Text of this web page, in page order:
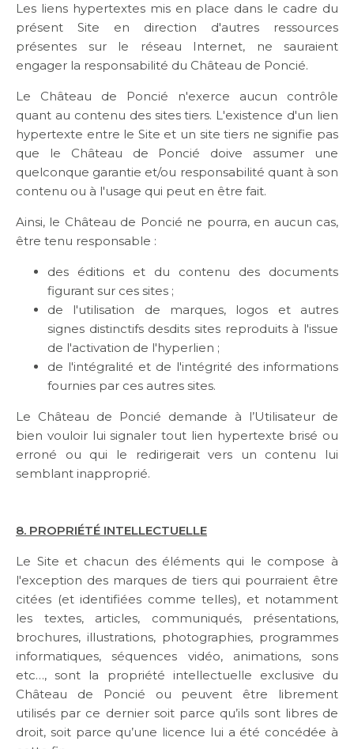
Les liens hypertextes mis en place dans le cadre du
présent Site en direction d'autres ressources
présentes sur le réseau Internet, ne sauraient
engager la responsabilité du Château de Poncié.
Le Château de Poncié n'exerce aucun contrôle
quant au contenu des sites tiers. L'existence d'un lien
hypertexte entre le Site et un site tiers ne signifie pas
que le Château de Poncié doive assumer une
quelconque garantie et/ou responsabilité quant à son
contenu ou à l'usage qui peut en être fait.
Ainsi, le Château de Poncié ne pourra, en aucun cas,
être tenu responsable :
des éditions et du contenu des documents
figurant sur ces sites ;
de l'utilisation de marques, logos et autres
signes distinctifs desdits sites reproduits à l'issue
de l'activation de l'hyperlien ;
de l'intégralité et de l'intégrité des informations
fournies par ces autres sites.
Le Château de Poncié demande à l’Utilisateur de
bien vouloir lui signaler tout lien hypertexte brisé ou
erroné ou qui le redirigerait vers un contenu lui
semblant inapproprié.
8. PROPRIÉTÉ INTELLECTUELLE
Le Site et chacun des éléments qui le compose à
l'exception des marques de tiers qui pourraient être
citées (et identifiées comme telles), et notamment
les textes, articles, communiqués, présentations,
brochures, illustrations, photographies, programmes
informatiques, séquences vidéo, animations, sons
etc…, sont la propriété intellectuelle exclusive du
Château de Poncié ou peuvent être librement
utilisés par ce dernier soit parce qu’ils sont libres de
droit, soit parce qu’une licence lui a été concédée à